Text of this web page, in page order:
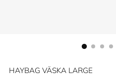
HAYBAG VÄSKA LARGE